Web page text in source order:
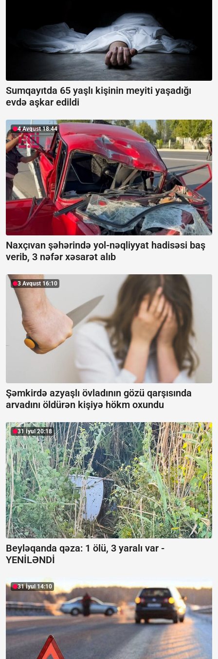
Sumqayıtda 65 yaşlı kişinin meyiti yaşadığı
evdə aşkar edildi
4 Avqust 18:44
Naxçıvan şəhərində yol-nəqliyyat hadisəsi baş
verib, 3 nəfər xəsarət alıb
3 Avqust 16:10
Şəmkirdə azyaşlı övladının gözü qarşısında
arvadını öldürən kişiyə hökm oxundu
31 İyul 20:18
Beyləqanda qəza: 1 ölü, 3 yaralı var -
YENİLƏNDİ
31 İyul 14:10